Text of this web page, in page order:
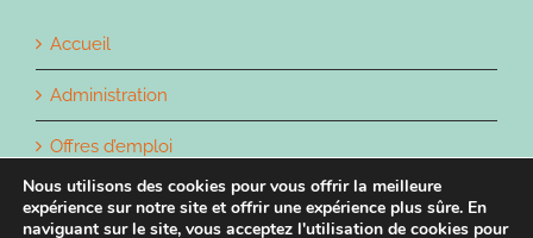
Accueil
Administration
Offres d’emploi
Contact
Nous utilisons des cookies pour vous offrir la meilleure
expérience sur notre site et offrir une expérience plus sûre. En
naviguant sur le site, vous acceptez l'utilisation de cookies pour